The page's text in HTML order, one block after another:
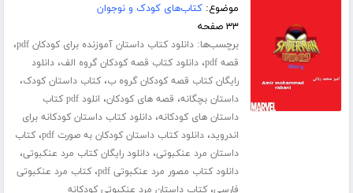
موضوع:کتاب‌های کودک و نوجوان
۳۳ صفحه
برچسب‌ها:دانلود کتاب داستان آموزنده برای کودکان pdf ،
قصه pdf ،دانلود کتاب قصه کودکان گروه الف،دانلود
رایگان کتاب قصه کودکان گروه ب،کتاب داستان کودک،
داستان بچگانه، قصه های کودکان،
انلود pdf کتاب
داستان های کودکانه،دانلود کتاب داستان کودکانه برای
اندروید،دانلود کتاب داستان کودکان به صورت pdf ،کتاب
داستان مرد عنکبوتی،دانلود رایگان کتاب مرد عنکبوتی،
دانلود کتاب مصور مرد عنکبوتی pdf ،کتاب مرد عنکبوتی
فارسی،کتاب داستان مرد عنکبوتی کودکانه